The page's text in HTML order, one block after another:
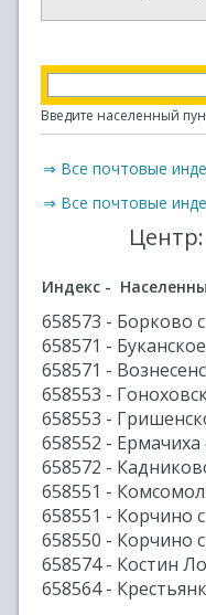
Введите населенный
⇒ Все почтовые
⇒ Все почтовые
Центр:
Индекс -
658573 - Борково с
658571 -
658571 -
658553 -
658553 -
658552 - Ермачиха
658572 -
658551 -
658551 - Корчино с
658550 - Корчино
658574 - Костин
658564 -